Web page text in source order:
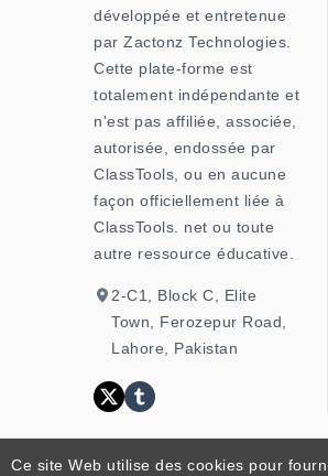
développée et entretenue
par Zactonz Technologies.
Cette plate-forme est
totalement indépendante et
n'est pas affiliée, associée,
autorisée, endossée par
ClassTools, ou en aucune
façon officiellement liée à
ClassTools. net ou toute
autre ressource éducative.
2-C1, Block C, Elite
Town, Ferozepur Road,
Lahore, Pakistan
Ce site Web utilise des cookies pour